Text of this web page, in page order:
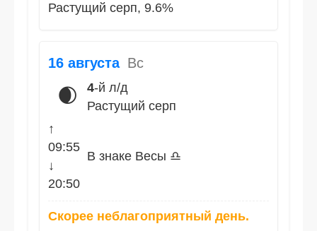
Растущий серп, 9.6%
16 августа Вс
🌒 4-й л/д
Растущий серп
↑
09:55
↓
20:50
В знаке Весы ♎
Скорее неблагоприятный день.